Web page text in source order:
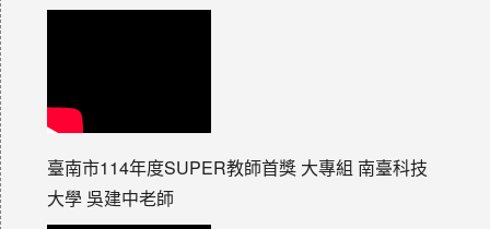
臺南市114年度SUPER教師首獎 大專組 南臺科技
大學 吳建中老師